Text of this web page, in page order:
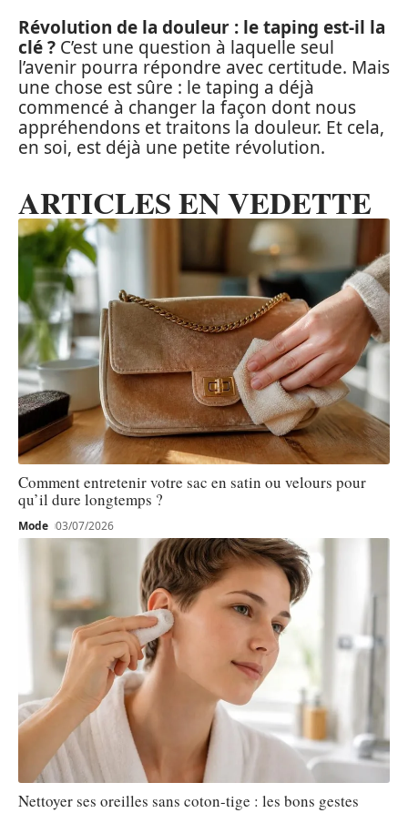
Révolution de la douleur : le taping est-il la
clé ? C’est une question à laquelle seul
l’avenir pourra répondre avec certitude. Mais
une chose est sûre : le taping a déjà
commencé à changer la façon dont nous
appréhendons et traitons la douleur. Et cela,
en soi, est déjà une petite révolution.
ARTICLES EN VEDETTE
Comment entretenir votre sac en satin ou velours pour
qu’il dure longtemps ?
Mode 03/07/2026
Nettoyer ses oreilles sans coton-tige : les bons gestes